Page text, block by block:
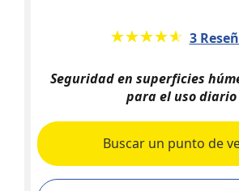
★★★★★
☆☆☆☆☆ 3
Seguridad en superficies
para el uso diario
Buscar un punto de